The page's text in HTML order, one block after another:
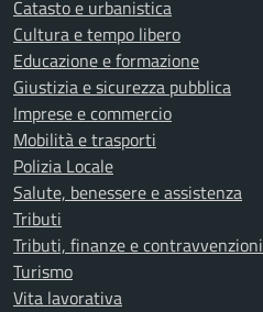
Catasto e urbanistica
Cultura e tempo libero
Educazione e formazione
Giustizia e sicurezza pubblica
Imprese e commercio
Mobilità e trasporti
Polizia Locale
Salute, benessere e assistenza
Tributi
Tributi, finanze e contravvenzioni
Turismo
Vita lavorativa